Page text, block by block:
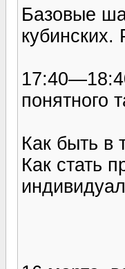
Базовые
понятного
Как быть в
Как стать